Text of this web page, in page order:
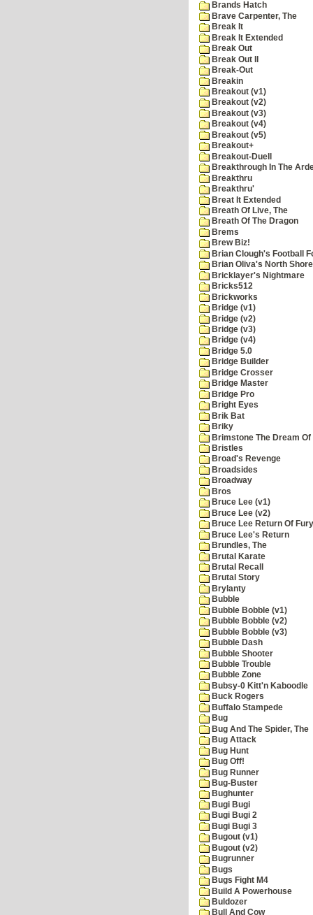
Brands Hatch
Brave Carpenter, The
Break It
Break It Extended
Break Out
Break Out II
Break-Out
Breakin
Breakout (v1)
Breakout (v2)
Breakout (v3)
Breakout (v4)
Breakout (v5)
Breakout+
Breakout-Duell
Breakthrough In The
Breakthru
Breakthru'
Breat It Extended
Breath Of Live, The
Breath Of The Dragon
Brems
Brew Biz!
Brian Clough's Football
Brian Oliva's North
Bricklayer's Nightmare
Bricks512
Brickworks
Bridge (v1)
Bridge (v2)
Bridge (v3)
Bridge (v4)
Bridge 5.0
Bridge Builder
Bridge Crosser
Bridge Master
Bridge Pro
Bright Eyes
Brik Bat
Briky
Brimstone The Dream Of
Bristles
Broad's Revenge
Broadsides
Broadway
Bros
Bruce Lee (v1)
Bruce Lee (v2)
Bruce Lee Return Of Fury
Bruce Lee's Return
Brundles, The
Brutal Karate
Brutal Recall
Brutal Story
Brylanty
Bubble
Bubble Bobble (v1)
Bubble Bobble (v2)
Bubble Bobble (v3)
Bubble Dash
Bubble Shooter
Bubble Trouble
Bubble Zone
Bubsy-0 Kitt'n Kaboodle
Buck Rogers
Buffalo Stampede
Bug
Bug And The Spider, The
Bug Attack
Bug Hunt
Bug Off!
Bug Runner
Bug-Buster
Bughunter
Bugi Bugi
Bugi Bugi 2
Bugi Bugi 3
Bugout (v1)
Bugout (v2)
Bugrunner
Bugs
Bugs Fight M4
Build A Powerhouse
Buldozer
Bull And Cow